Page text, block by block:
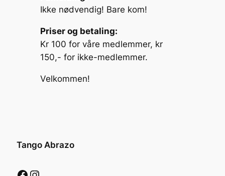
Ikke nødvendig! Bare kom!
Priser og betaling:
Kr 100 for våre medlemmer, kr
150,- for ikke-medlemmer.
Velkommen!
Tango Abrazo